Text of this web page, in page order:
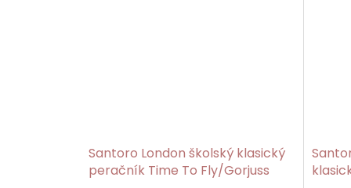
Santoro London školský klasický
peračník Time To Fly/Gorjuss